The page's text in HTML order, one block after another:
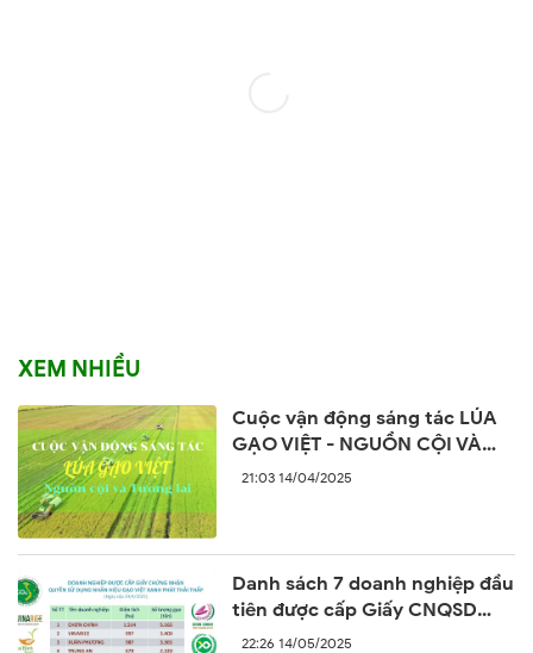
XEM NHIỀU
Cuộc vận động sáng tác LÚA
GẠO VIỆT - NGUỒN CỘI VÀ
TƯƠNG LAI
21:03 14/04/2025
Danh sách 7 doanh nghiệp đầu
tiên được cấp Giấy CNQSD
nhãn hiệu “Gạo Việt xanh phát
22:26 14/05/2025